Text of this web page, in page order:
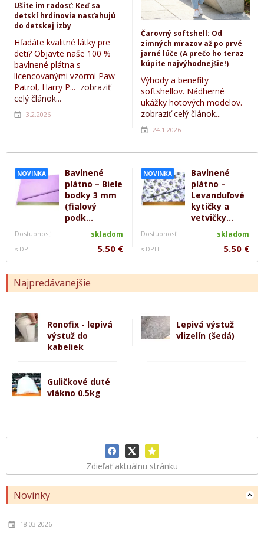
NOVINKA
Bavlnené
plátno – Biele
bodky 3 mm
(fialový
podk...
Dostupnosť skladom
s DPH 5.50 €
NOVINKA
Bavlnené
plátno –
Levanduľové
kytičky a
vetvičky...
Dostupnosť skladom
s DPH 5.50 €
Najpredávanejšie
Ronofix - lepivá
výstuž do
kabeliek
Lepivá výstuž
vlizelín (šedá)
Guličkové duté
vlákno 0.5kg
Zdieľať aktuálnu stránku
Novinky
18.03.2026
Ušite im radosť: Keď sa
detskí hrdinovia nasťahujú
do detskej izby
Hľadáte kvalitné látky pre
deti? Objavte naše 100 %
bavlnené plátna s
licencovanými vzormi Paw
Patrol, Harry P... zobraziť
celý článok...
3.2.2026
Čarovný softshell: Od
zimných mrazov až po prvé
jarné lúče (A prečo ho teraz
kúpite najvýhodnejšie!)
Výhody a benefity
softshellov. Nádherné
ukážky hotových modelov.
zobraziť celý článok...
24.1.2026